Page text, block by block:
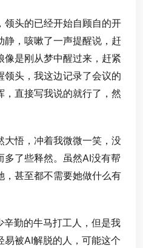
领头的已经开始自顾自的开
静，咳嗽了一声提醒说，赶
像是刚从梦中醒过来，赶紧
头，我这边记录了会议的
直接写我说的就行了，然
大悟，冲着我微微一笑，没
多了些释然。虽然AI没有帮
，甚至都不需要她做什么有
勤的牛马打工人，但是我
易被AI解脱的人，可能这个